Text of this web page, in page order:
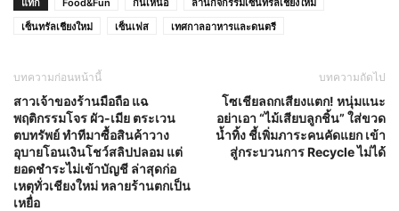
เซ็นทรัลเชียงใหม่
เซ็นเฟส เทศกาลอาหารและดนตรี
บทความก่อนหน้านี้
สาวเจ้าของร้านมือถือ แฉ
พฤติกรรมโจร ผัว-เมีย ตระเวน
ตบทรัพย์ ทำทีมาซื้อสินค้าวาง
อุบายโอนเงินโชว์สลิปปลอม แต่
ยอดชำระไม่เข้าบัญชี ล่าสุดก่อ
เหตุทั่วเชียงใหม่ หลายร้านตกเป็น
เหยื่อ
บทความถัดไป
โซเชียลถกเสียงแตก! หนุ่มแนะ
อย่าเอา “ไม้เสียบลูกชิ้น” ใส่ขวด
น้ำทิ้ง ชี้เพิ่มภาระคนคัดแยก เข้า
สู่กระบวนการ Recycle ไม่ได้